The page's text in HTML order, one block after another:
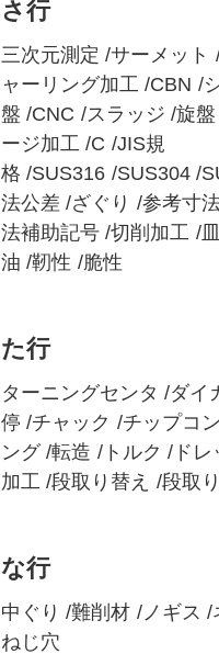
さ行
三次元測定 サーメット
ャーリング加工 CBN
盤 CNC スラッジ 旋盤
ージ加工 C JIS規
格 SUS316 SUS304
法公差
ざぐり 参考寸
法補助記号 切削加工
油 靭性 脆性
た行
ターニングセンタ ダイ
停 チャック チップコ
ング 転造 トルク ド
加工 段取り替え 段取り
な行
中ぐり 難削材 ノギス
ねじ穴